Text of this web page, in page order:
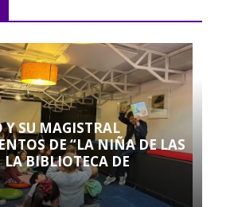
SU MAGISTRAL
DE “LA NIÑA DE LAS
LA BIBLIOTECA DE